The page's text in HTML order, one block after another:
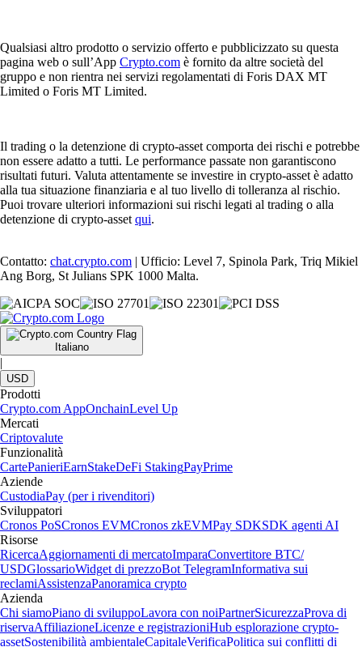
Qualsiasi altro prodotto o servizio offerto e pubblicizzato su questa
pagina web o sull’App Crypto.com è fornito da altre società del
gruppo e non rientra nei servizi regolamentati di Foris DAX MT
Limited o Foris MT Limited.
Il trading o la detenzione di crypto-asset comporta dei rischi e potrebbe
non essere adatto a tutti. Le performance passate non garantiscono
risultati futuri. Valuta attentamente se investire in crypto-asset è adatto
alla tua situazione finanziaria e al tuo livello di tolleranza al rischio.
Puoi trovare ulteriori informazioni sui rischi legati al trading o alla
detenzione di crypto-asset qui.
Contatto: chat.crypto.com | Ufficio: Level 7, Spinola Park, Triq Mikiel
Ang Borg, St Julians SPK 1000 Malta.
Italiano
|
USD
Prodotti
Crypto.com AppOnchainLevel Up
Mercati
Criptovalute
Funzionalità
CartePanieriEarnStakeDeFi StakingPayPrime
Aziende
CustodiaPay (per i rivenditori)
Sviluppatori
Cronos PoSCronos EVMCronos zkEVMPay SDKSDK agenti AI
Risorse
RicercaAggiornamenti di mercatoImparaConvertitore BTC/
USDGlossarioWidget di prezzoBot TelegramInformativa sui
reclamiAssistenzaPanoramica crypto
Azienda
Chi siamoPiano di sviluppoLavora con noiPartnerSicurezzaProva di
riservaAffiliazioneLicenze e registrazioniHub esplorazione crypto-
assetSostenibilità ambientaleCapitaleVerificaPolitica sui conflitti di